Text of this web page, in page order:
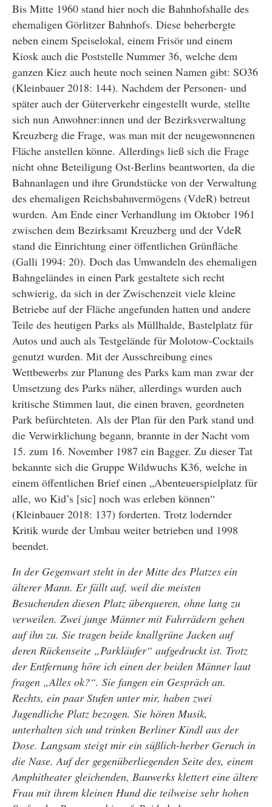
Bis Mitte 1960 stand hier noch die Bahnhofshalle des
ehemaligen Görlitzer Bahnhofs. Diese beherbergte
neben einem Speiselokal, einem Frisör und einem
Kiosk auch die Poststelle Nummer 36, welche dem
ganzen Kiez auch heute noch seinen Namen gibt: SO36
(Kleinbauer 2018: 144). Nachdem der Personen- und
später auch der Güterverkehr eingestellt wurde, stellte
sich nun Anwohner:innen und der Bezirksverwaltung
Kreuzberg die Frage, was man mit der neugewonnenen
Fläche anstellen könne. Allerdings ließ sich die Frage
nicht ohne Beteiligung Ost-Berlins beantworten, da die
Bahnanlagen und ihre Grundstücke von der Verwaltung
des ehemaligen Reichsbahnvermögens (VdeR) betreut
wurden. Am Ende einer Verhandlung im Oktober 1961
zwischen dem Bezirksamt Kreuzberg und der VdeR
stand die Einrichtung einer öffentlichen Grünfläche
(Galli 1994: 20). Doch das Umwandeln des ehemaligen
Bahngeländes in einen Park gestaltete sich recht
schwierig, da sich in der Zwischenzeit viele kleine
Betriebe auf der Fläche angefunden hatten und andere
Teile des heutigen Parks als Müllhalde, Bastelplatz für
Autos und auch als Testgelände für Molotow-Cocktails
genutzt wurden. Mit der Ausschreibung eines
Wettbewerbs zur Planung des Parks kam man zwar der
Umsetzung des Parks näher, allerdings wurden auch
kritische Stimmen laut, die einen braven, geordneten
Park befürchteten. Als der Plan für den Park stand und
die Verwirklichung begann, brannte in der Nacht vom
15. zum 16. November 1987 ein Bagger. Zu dieser Tat
bekannte sich die Gruppe Wildwuchs K36, welche in
einem öffentlichen Brief einen „Abenteuerspielplatz für
alle, wo Kid’s [sic] noch was erleben können“
(Kleinbauer 2018: 137) forderten. Trotz lodernder
Kritik wurde der Umbau weiter betrieben und 1998
beendet.
In der Gegenwart steht in der Mitte des Platzes ein
älterer Mann. Er fällt auf, weil die meisten
Besuchenden diesen Platz überqueren, ohne lang zu
verweilen. Zwei junge Männer mit Fahrrädern gehen
auf ihn zu. Sie tragen beide knallgrüne Jacken auf
deren Rückenseite „Parkläufer“ aufgedruckt ist. Trotz
der Entfernung höre ich einen der beiden Männer laut
fragen „Alles ok?“. Sie fangen ein Gespräch an.
Rechts, ein paar Stufen unter mir, haben zwei
Jugendliche Platz bezogen. Sie hören Musik,
unterhalten sich und trinken Berliner Kindl aus der
Dose. Langsam steigt mir ein süßlich-herber Geruch in
die Nase. Auf der gegenüberliegenden Seite des, einem
Amphitheater gleichenden, Bauwerks klettert eine ältere
Frau mit ihrem kleinen Hund die teilweise sehr hohen